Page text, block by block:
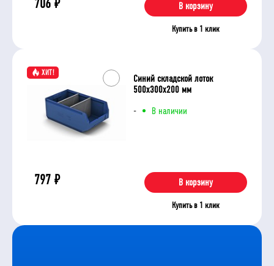
706 ₽ В корзину
Купить в 1 клик
ХИТ!
- В наличии
Синий складской лоток
500х300х200 мм
797 ₽ В корзину
Купить в 1 клик